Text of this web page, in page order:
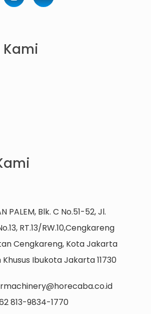
PALEM, Blk. C No.51-52, Jl.
RT.13/RW.10,Cengkareng
Cengkareng, Kota Jakarta
Ibukota Jakarta 11730
813-9834-1770